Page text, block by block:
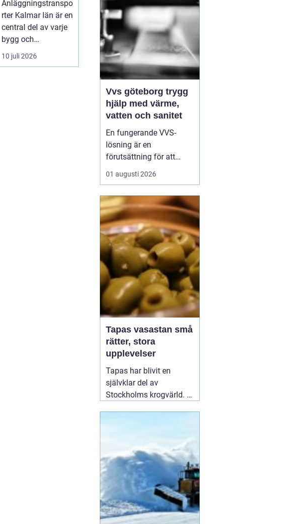
lösningar för
bygg och
markarbete
Anläggningstranspo
rter Kalmar län är en
central del av varje
bygg och
markprojekt i o...
10 juli 2026
behov inom omr&ari...
Vvs göteborg trygg
hjälp med värme,
vatten och sanitet
En fungerande VVS-
lösning är en
förutsättning för att
vardagen ska rulla på.
När värmen strular,
ett rör börjar läcka märks
det direkt. I en stad som
Göteborg, med äldre
landshövdingehus,
moderna nybyggen och
allt däremellan, ...
01 augusti 2026
Tapas vasastan små
rätter, stora
upplevelser
Tapas har blivit en
självklar del av
Stockholms krogvärld. I
klassiker med moderna
tolkningar från hela
världen. För många
handlar en kväll01
augusti 2026